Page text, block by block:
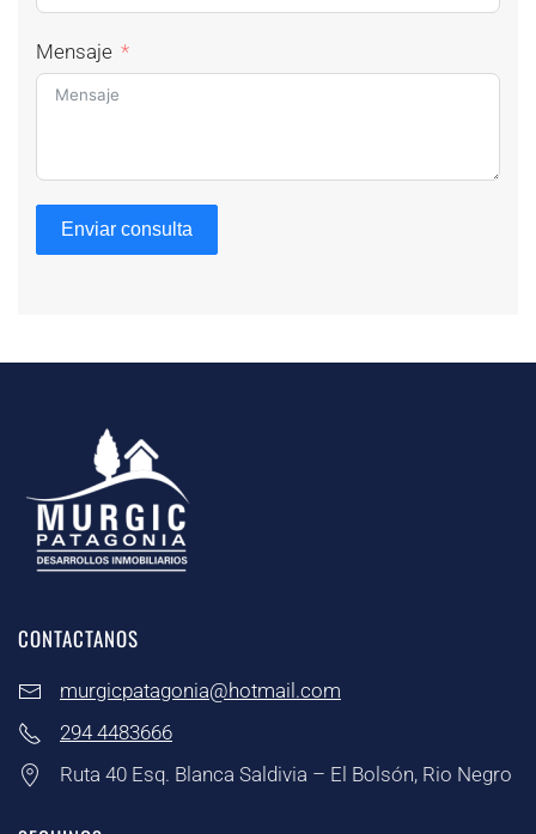
Mensaje
Enviar consulta
CONTACTANOS
murgicpatagonia@hotmail.com
294 4483666
Ruta 40 Esq. Blanca Saldivia – El Bolsón, Rio Negro